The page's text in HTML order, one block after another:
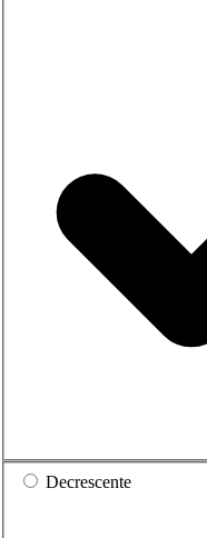
Decrescente